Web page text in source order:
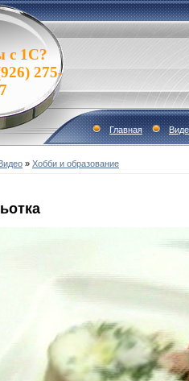
с 1С?
275-
Главная
» Хобби и образование